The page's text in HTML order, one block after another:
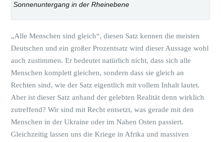
Sonnenuntergang in der Rheinebene
„Alle Menschen sind gleich“, diesen Satz kennen die meisten
Deutschen und ein großer Prozentsatz wird dieser Aussage wohl
auch zustimmen. Er bedeutet natürlich nicht, dass sich alle
Menschen komplett gleichen, sondern dass sie gleich an
Rechten sind, wie der Satz eigentlich mit vollem Inhalt lautet.
Aber ist dieser Satz anhand der gelebten Realität denn wirklich
zutreffend? Wir sind mit Recht entsetzt, was gerade mit den
Menschen in der Ukraine oder im Nahen Osten passiert.
Gleichzeitig lassen uns die Kriege in Afrika und massiven